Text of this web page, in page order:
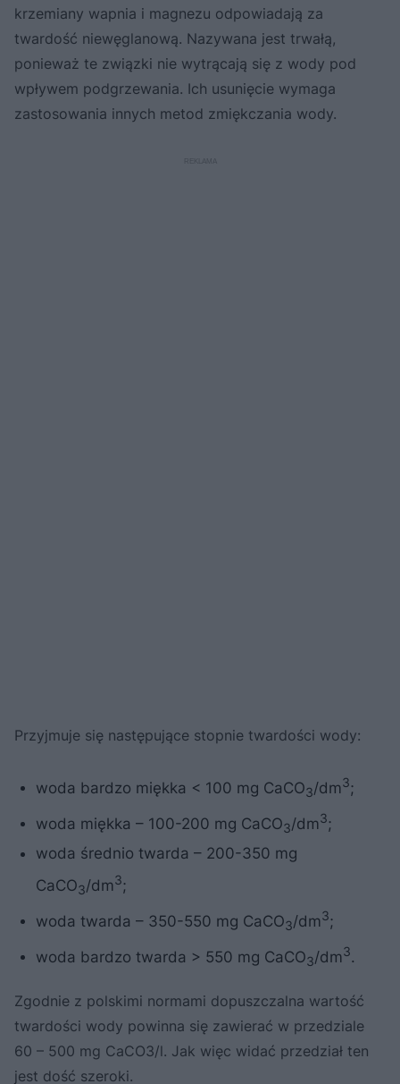
krzemiany wapnia i magnezu odpowiadają za
twardość niewęglanową. Nazywana jest trwałą,
ponieważ te związki nie wytrącają się z wody pod
wpływem podgrzewania. Ich usunięcie wymaga
zastosowania innych metod zmiękczania wody.
Przyjmuje się następujące stopnie twardości wody:
woda bardzo miękka < 100 mg CaCO3/dm3;
woda miękka – 100-200 mg CaCO3/dm3;
woda średnio twarda – 200-350 mg
CaCO3/dm3;
woda twarda – 350-550 mg CaCO3/dm3;
woda bardzo twarda > 550 mg CaCO3/dm3.
Zgodnie z polskimi normami dopuszczalna wartość
twardości wody powinna się zawierać w przedziale
60 – 500 mg CaCO3/l. Jak więc widać przedział ten
jest dość szeroki.